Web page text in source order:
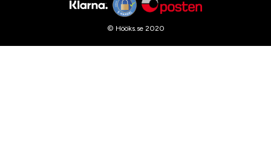
© Hööks.se 2020